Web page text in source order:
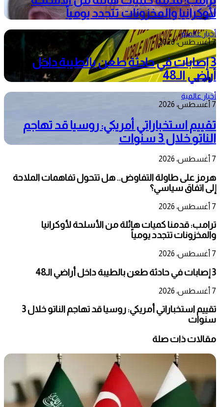
لأوكرانيا والمخزونات تتجدد يومياً
أخبار عالمية
7 أغسطس، 2026
3 إصابات في حادثة طعن بالطيبة داخل
أراضي الـ48
أخبار عالمية
7 أغسطس، 2026
تقييم استخباراتي أمريكي: روسيا قد تهاجم
الناتو خلال 3 سنوات
7 أغسطس، 2026
هرمز على طاولة التفاوض.. هل تتحول تفاهمات الملاحة
إلى اتفاق سياسي؟
7 أغسطس، 2026
ترامب: قدمنا كميات هائلة من الأسلحة لأوكرانيا
والمخزونات تتجدد يومياً
7 أغسطس، 2026
3 إصابات في حادثة طعن بالطيبة داخل أراضي الـ48
7 أغسطس، 2026
تقييم استخباراتي أمريكي: روسيا قد تهاجم الناتو خلال 3
سنوات
مقالات ذات صلة